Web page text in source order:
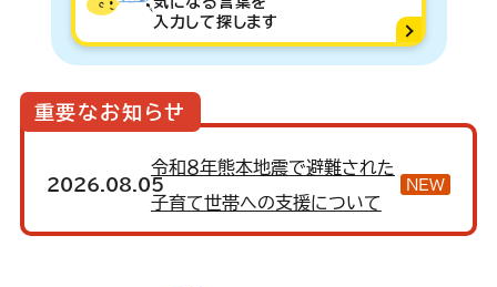
入力して探します
重要なお知らせ
2026.08.05
令和８年熊本地震で避難された
子育て世帯への支援について
NEW